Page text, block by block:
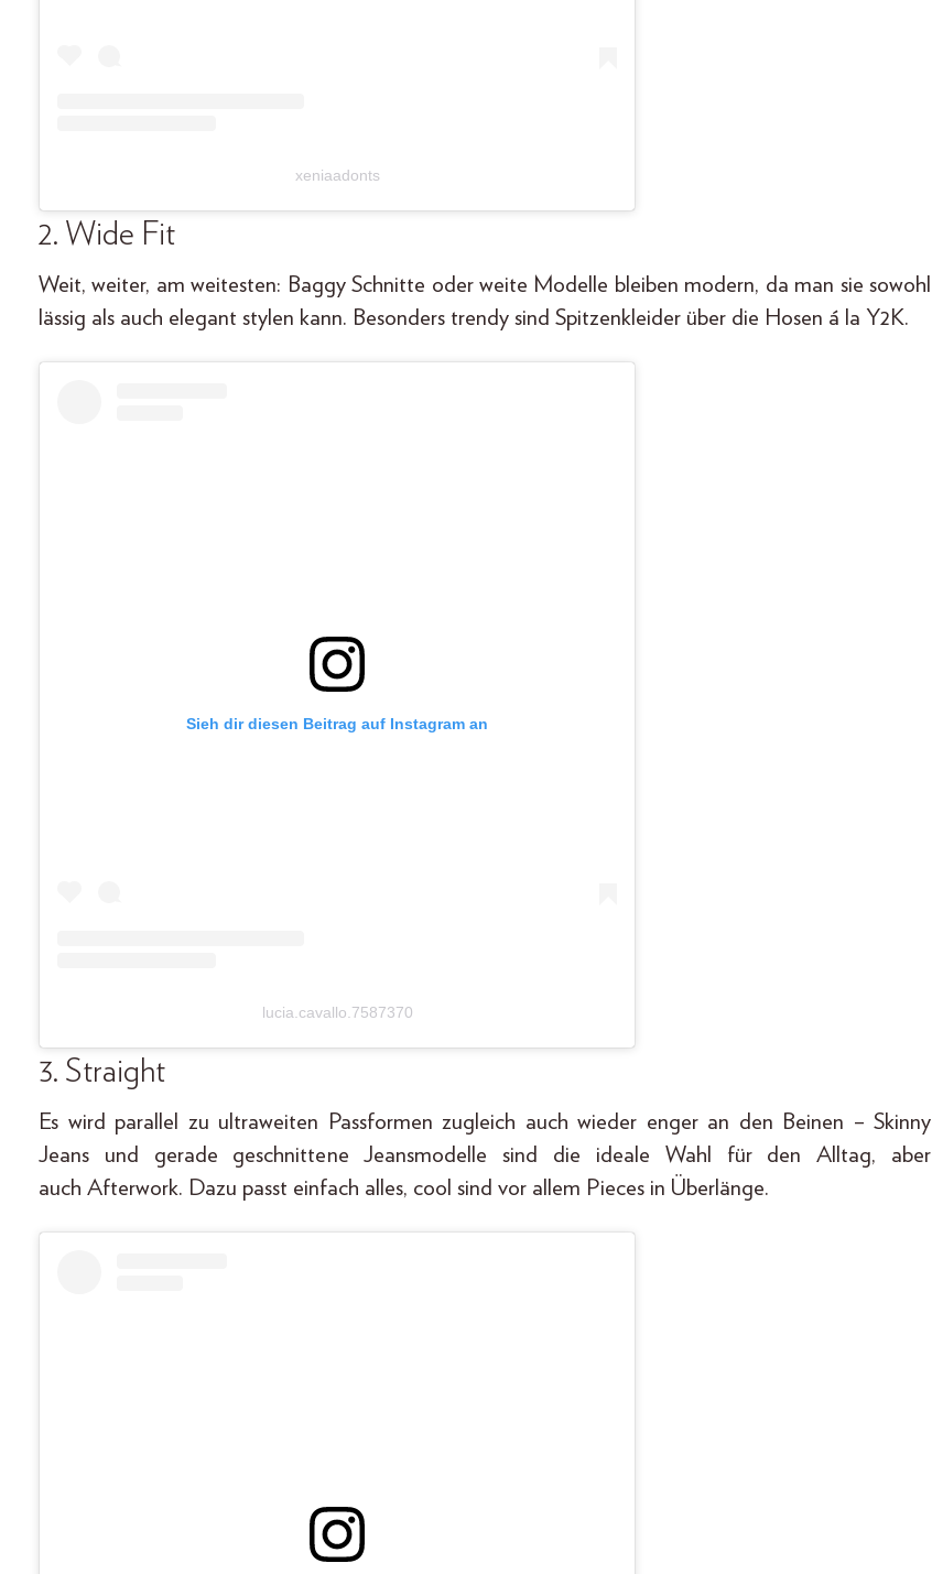
xeniaadonts
2. Wide Fit
Weit, weiter, am weitesten: Baggy Schnitte oder weite Modelle bleiben modern, da man sie sowohl
lässig als auch elegant stylen kann. Besonders trendy sind Spitzenkleider über die Hosen á la Y2K.
Sieh dir diesen Beitrag auf Instagram an
lucia.cavallo.7587370
3. Straight
Es wird parallel zu ultraweiten Passformen zugleich auch wieder enger an den Beinen – Skinny
Jeans und gerade geschnittene Jeansmodelle sind die ideale Wahl für den Alltag, aber
auch Afterwork. Dazu passt einfach alles, cool sind vor allem Pieces in Überlänge.